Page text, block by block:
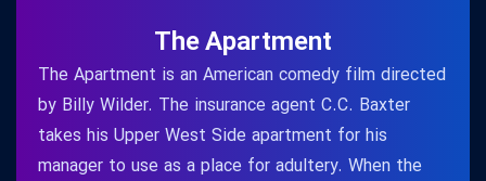
The Apartment
The Apartment is an American comedy film directed
by Billy Wilder. The insurance agent C.C. Baxter
takes his Upper West Side apartment for his
manager to use as a place for adultery. When the